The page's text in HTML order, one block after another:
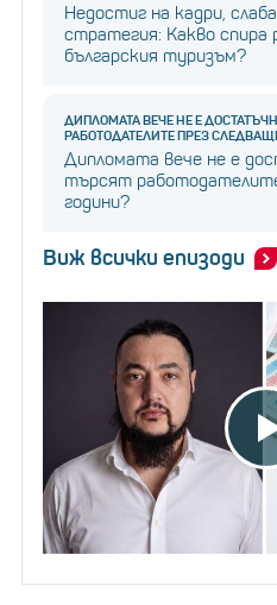
Недостиг на кадри,
стратегия: Какво спира
българския туризъм?
ДИПЛОМАТА ВЕЧЕ НЕ Е
РАБОТОДАТЕЛИТЕ ПРЕЗ
Дипломата вече не е
търсят
години?
Виж всички епизоди